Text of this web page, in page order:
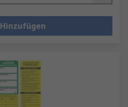
Hinzufügen